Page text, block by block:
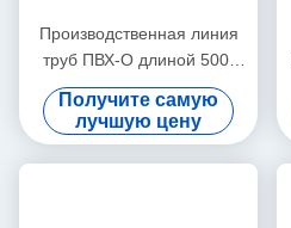
Производственная линия
труб ПВХ-О длиной 500-
1000 мм
Получите самую
лучшую цену